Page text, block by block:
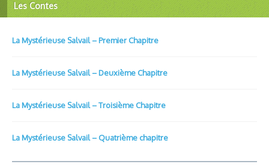
Les Contes
La Mystérieuse Salvail – Premier Chapitre
La Mystérieuse Salvail – Deuxième Chapitre
La Mystérieuse Salvail – Troisième Chapitre
La Mystérieuse Salvail – Quatrième chapitre